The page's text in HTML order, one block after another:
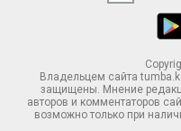
Владельцем сайта
защищены. Мнение
авторов и комментаторов
возможно только при